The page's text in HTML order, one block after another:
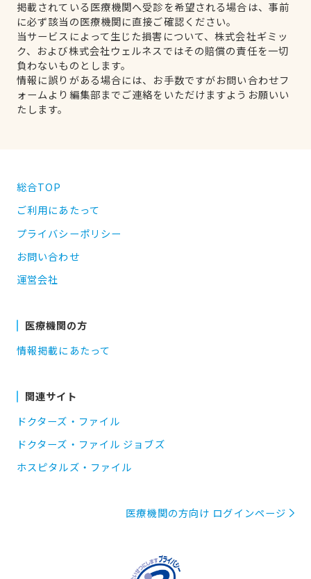
掲載されている医療機関へ受診を希望される場合は、事前
に必ず該当の医療機関に直接ご確認ください。
当サービスによって生じた損害について、株式会社ギミッ
ク、および株式会社ウェルネスではその賠償の責任を一切
負わないものとします。
情報に誤りがある場合には、お手数ですがお問い合わせフ
ォームより編集部までご連絡をいただけますようお願いい
たします。
総合TOP
ご利用にあたって
プライバシーポリシー
お問い合わせ
運営会社
医療機関の方
情報掲載にあたって
関連サイト
ドクターズ・ファイル
ドクターズ・ファイル ジョブズ
ホスピタルズ・ファイル
医療機関の方向け ログインページ